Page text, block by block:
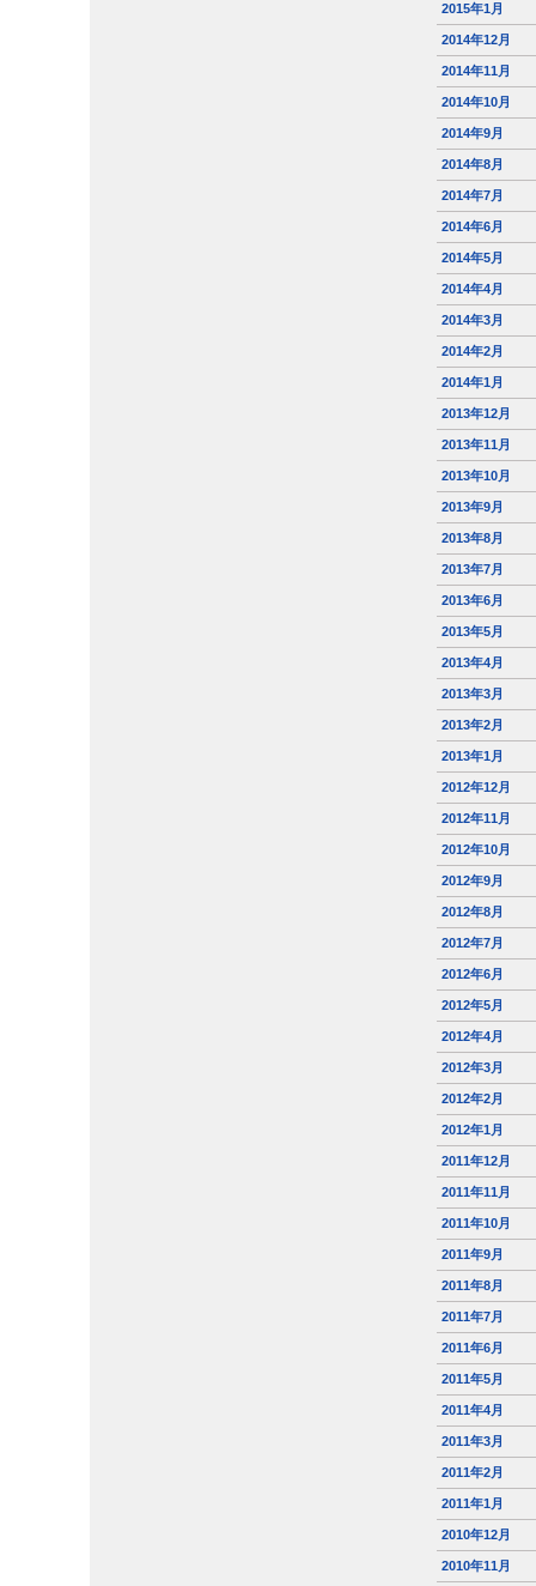
2015年1月
2014年12月
2014年11月
2014年10月
2014年9月
2014年8月
2014年7月
2014年6月
2014年5月
2014年4月
2014年3月
2014年2月
2014年1月
2013年12月
2013年11月
2013年10月
2013年9月
2013年8月
2013年7月
2013年6月
2013年5月
2013年4月
2013年3月
2013年2月
2013年1月
2012年12月
2012年11月
2012年10月
2012年9月
2012年8月
2012年7月
2012年6月
2012年5月
2012年4月
2012年3月
2012年2月
2012年1月
2011年12月
2011年11月
2011年10月
2011年9月
2011年8月
2011年7月
2011年6月
2011年5月
2011年4月
2011年3月
2011年2月
2011年1月
2010年12月
2010年11月